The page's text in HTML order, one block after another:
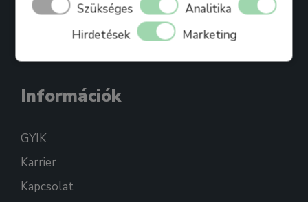
Szükséges
Analitika
Hirdetések
Marketing
Blog
Jelentkezés
Információk
GYIK
Karrier
Kapcsolat